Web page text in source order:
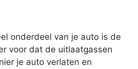
onderdeel van je auto is de
voor dat de uitlaatgassen
je auto verlaten en